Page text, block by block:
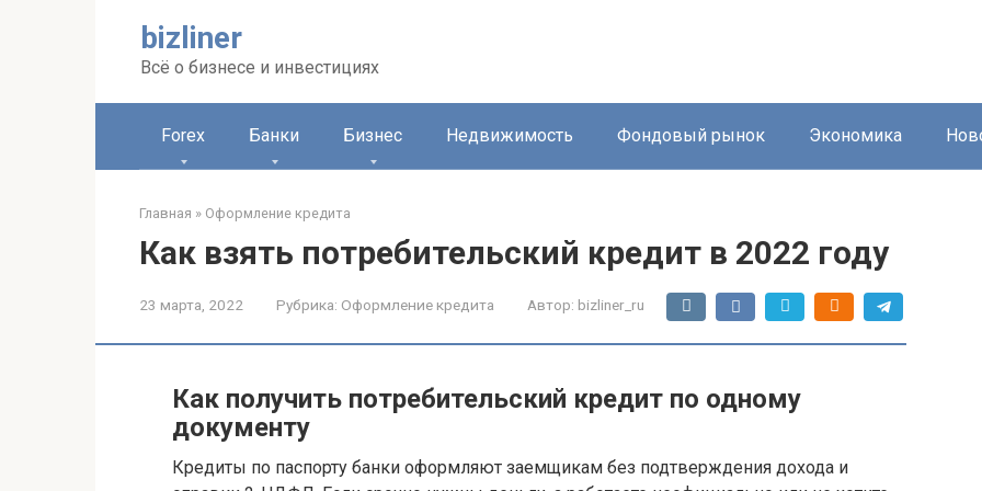
bizliner
Всё о бизнесе и инвестициях
Forex Банки Бизнес Недвижимость Фондовый рынок Экономика
Главная » Оформление кредита
Как взять потребительский кредит в 2022 году
23 марта, 2022 Рубрика: Оформление кредита Автор: bizliner_ru
Как получить потребительский кредит по одному
документу
Кредиты по паспорту банки оформляют заемщикам без подтверждения дохода и